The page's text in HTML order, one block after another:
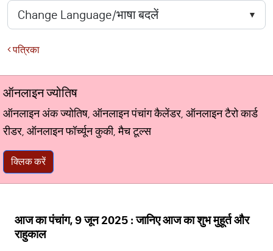
पत्रिका
ऑनलाइन ज्योतिष
ऑनलाइन अंक ज्योतिष, ऑनलाइन पंचांग कैलेंडर, ऑनलाइन टैरो कार्ड
रीडर, ऑनलाइन फॉर्च्यून कुकी, मैच टूल्स
क्लिक करें
आज का पंचांग, 9 जून 2025 : जानिए आज का शुभ मुहूर्त और
राहुकाल